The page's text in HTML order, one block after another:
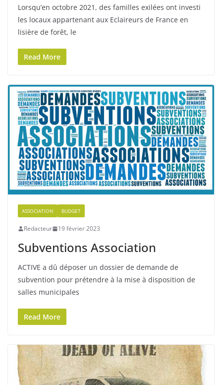
Lorsqu’en octobre 2021, des familles exilées ont investi
les locaux appartenant aux Eclaireurs de France en
lisière de forêt, le
Read More
ASSOCIATION BUDGET
Redacteur 19 février 2023
Subventions Association
ACTIVE a dû déposer un dossier de demande de
subvention pour prétendre à la mise à disposition de
salles municipales
Read More